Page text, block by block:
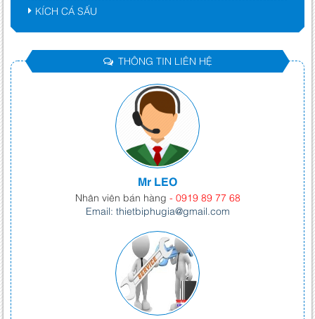
KÍCH CÁ SẤU
THÔNG TIN LIÊN HỆ
Mr LEO
Nhân viên bán hàng - 0919 89 77 68
Email: thietbiphugia@gmail.com